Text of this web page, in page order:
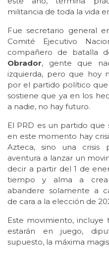
militancia de toda la vida
Fue secretario general
Comité Ejecutivo
compañero de batalla
Obrador, gente que
izquierda, pero que hoy
por el partido político que
sostiene que ya en los
a nadie, no hay futuro.
El PRD es un partido que
en este momento hay
Azteca, sino una crisis
aventura a lanzar un
decir a partir del 1 de
tiempo y alma a
abandere solamente a
de cara a la elección de
Este movimiento, incluye
estarán en juego,
supuesto, la máxima